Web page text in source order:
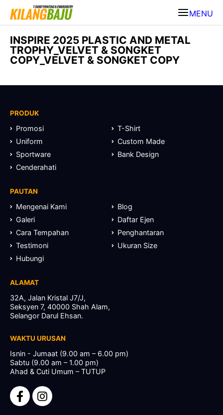
MENU
INSPIRE 2025 PLASTIC AND METAL
TROPHY_VELVET & SONGKET
COPY_VELVET & SONGKET COPY
PRODUK
Promosi
T-Shirt
Uniform
Custom Made
Sportware
Bank Design
Cenderahati
PAUTAN
Mengenai Kami
Blog
Galeri
Daftar Ejen
Cara Tempahan
Penghantaran
Testimoni
Ukuran Size
Hubungi
ALAMAT
32A, Jalan Kristal J7/J,
Seksyen 7, 40000 Shah Alam,
Selangor Darul Ehsan.
WAKTU URUSAN
Isnin - Jumaat (9.00 am – 6.00 pm)
Sabtu (9.00 am – 1.00 pm)
Ahad & Cuti Umum – TUTUP